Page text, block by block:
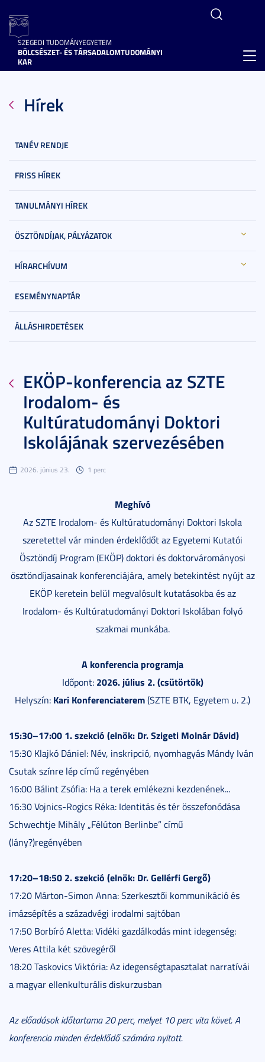
SZEGEDI TUDOMÁNYEGYETEM
BÖLCSÉSZET- ÉS TÁRSADALOMTUDOMÁNYI
KAR
Hírek
TANÉV RENDJE
FRISS HÍREK
TANULMÁNYI HÍREK
ÖSZTÖNDÍJAK, PÁLYÁZATOK
HÍRARCHÍVUM
ESEMÉNYNAPTÁR
ÁLLÁSHIRDETÉSEK
EKÖP-konferencia az SZTE
Irodalom- és
Kultúratudományi Doktori
Iskolájának szervezésében
2026. június 23. 1 perc
Meghívó
Az SZTE Irodalom- és Kultúratudományi Doktori Iskola
szeretettel vár minden érdeklődőt az Egyetemi Kutatói
Ösztöndíj Program (EKÖP) doktori és doktorvárományosi
ösztöndíjasainak konferenciájára, amely betekintést nyújt az
EKÖP keretein belül megvalósult kutatásokba és az
Irodalom- és Kultúratudományi Doktori Iskolában folyó
szakmai munkába.
A konferencia programja
Időpont: 2026. július 2. (csütörtök)
Helyszín: Kari Konferenciaterem(SZTE BTK, Egyetem u. 2.)
15:30–17:00 1. szekció (elnök: Dr. Szigeti Molnár Dávid)
15:30 Klajkó Dániel: Név, inskripció, nyomhagyás Mándy Iván
Csutak színre lép című regényében
16:00 Bálint Zsófia: Ha a terek emlékezni kezdenének...
16:30 Vojnics-Rogics Réka: Identitás és tér összefonódása
Schwechtje Mihály „Félúton Berlinbe” című
(lány?)regényében
17:20–18:50 2. szekció (elnök: Dr. Gellérfi Gergő)
17:20 Márton-Simon Anna: Szerkesztői kommunikáció és
imázsépítés a századvégi irodalmi sajtóban
17:50 Borbíró Aletta: Vidéki gazdálkodás mint idegenség:
Veres Attila két szövegéről
18:20 Taskovics Viktória: Az idegenségtapasztalat narratívái
a magyar ellenkulturális diskurzusban
Az előadások időtartama 20 perc, melyet 10 perc vita követ. A
konferencia minden érdeklődő számára nyitott.